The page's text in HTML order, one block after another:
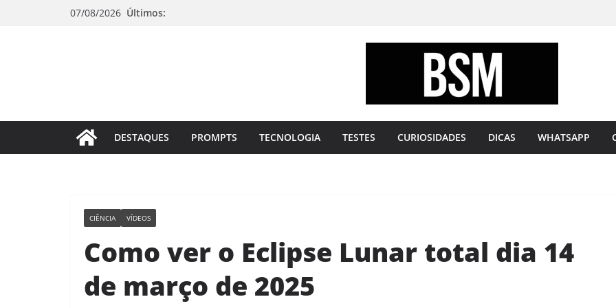
07/08/2026 Últimos:
sua
Mente
DESTAQUES PROMPTS TECNOLOGIA TESTES CURIOSIDADES DICAS WHATSAPP
CIÊNCIA VÍDEOS
Como ver o Eclipse Lunar total dia 14
de março de 2025